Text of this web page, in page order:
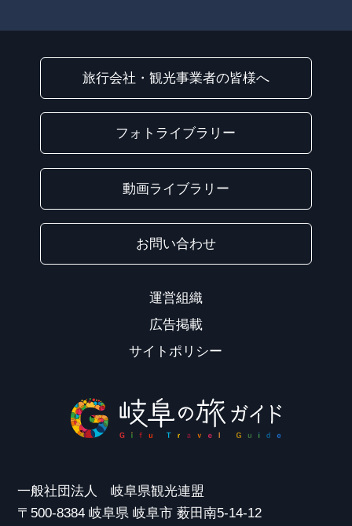
旅行会社・観光事業者の皆様へ
フォトライブラリー
動画ライブラリー
お問い合わせ
運営組織
広告掲載
サイトポリシー
一般社団法人 岐阜県観光連盟
〒500-8384 岐阜県 岐阜市 薮田南5-14-12